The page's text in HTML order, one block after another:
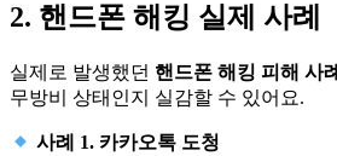
2. 핸드폰 해킹 실제 사례
실제로 발생했던 핸드폰 해킹 피해 사례
무방비 상태인지 실감할 수 있어요.
사례 1. 카카오톡 도청